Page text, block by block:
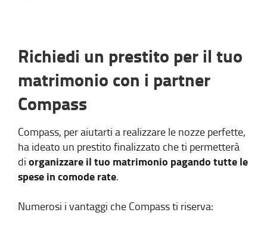
Richiedi un prestito per il tuo
matrimonio con i partner
Compass
Compass, per aiutarti a realizzare le nozze perfette,
ha ideato un prestito finalizzato che ti permetterà
di organizzare il tuo matrimonio pagando tutte le
spese in comode rate.
Numerosi i vantaggi che Compass ti riserva: